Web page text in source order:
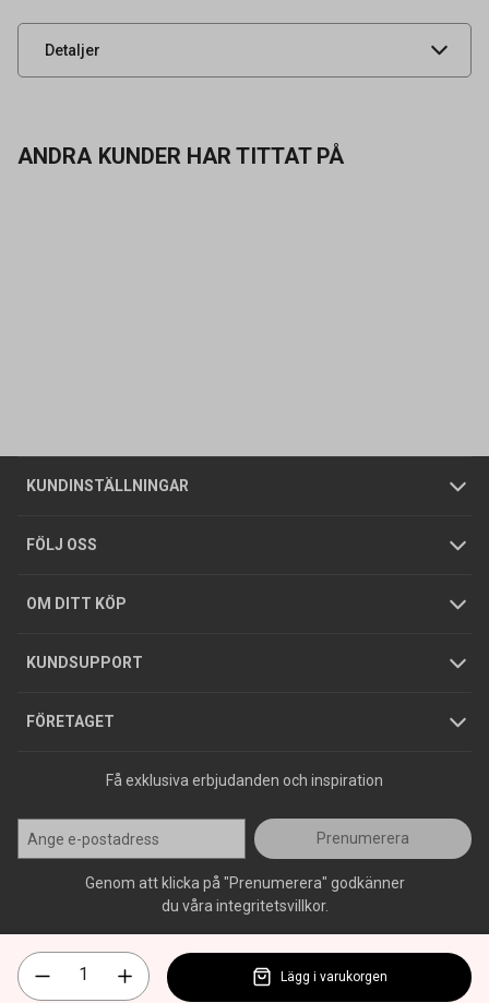
Detaljer
UNSPSC 46181533
ANDRA KUNDER HAR TITTAT PÅ
KUNDINSTÄLLNINGAR
Företagskund / Privatkund
FÖLJ OSS
OM DITT KÖP
Allmänna försäljningsvillkor
Integritetspolicy
GDPR
KUNDSUPPORT
Butiker
Foldrar och kataloger
Köpguider
Varumärken
FÖRETAGET
Om oss
Tjänster
Hållbarhet
Jobba hos oss
Press
Få exklusiva erbjudanden och inspiration
Prenumerera
Genom att klicka på "Prenumerera" godkänner
du våra integritetsvillkor.
Lägg i varukorgen